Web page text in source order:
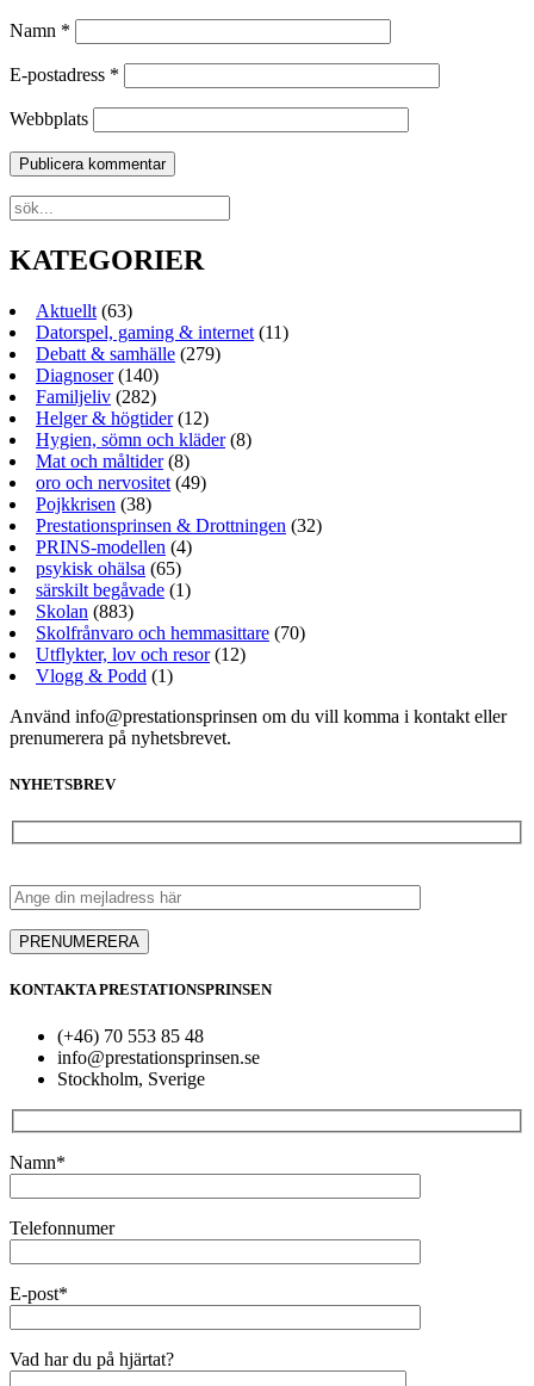
Namn *
E-postadress *
Webbplats
KATEGORIER
Aktuellt (63)
Datorspel, gaming & internet (11)
Debatt & samhälle (279)
Diagnoser(140)
Familjeliv (282)
Helger & högtider(12)
Hygien, sömn och kläder(8)
Mat och måltider(8)
oro och nervositet (49)
Pojkkrisen (38)
Prestationsprinsen & Drottningen (32)
PRINS-modellen (4)
psykisk ohälsa (65)
särskilt begåvade (1)
Skolan (883)
Skolfrånvaro och hemmasittare (70)
Utflykter, lov och resor(12)
Vlogg & Podd (1)
Använd info@prestationsprinsen om du vill komma i kontakt eller
prenumerera på nyhetsbrevet.
NYHETSBREV
KONTAKTA PRESTATIONSPRINSEN
(+46) 70 553 85 48
info@prestationsprinsen.se
Stockholm, Sverige
Namn*
Telefonnumer
E-post*
Vad har du på hjärtat?